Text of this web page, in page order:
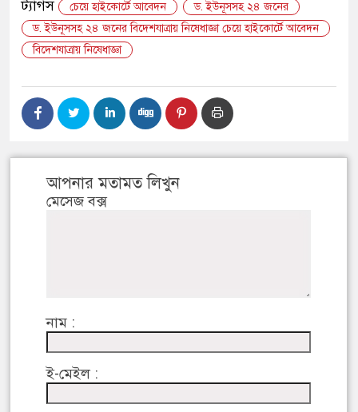
ট্যাগস
চেয়ে হাইকোর্টে আবেদন
ড. ইউনূসসহ ২৪ জনের
ড. ইউনূসসহ ২৪ জনের বিদেশযাত্রায় নিষেধাজ্ঞা চেয়ে হাইকোর্টে আবেদন
বিদেশযাত্রায় নিষেধাজ্ঞা
আপনার মতামত লিখুন
মেসেজ বক্স
নাম :
ই-মেইল :